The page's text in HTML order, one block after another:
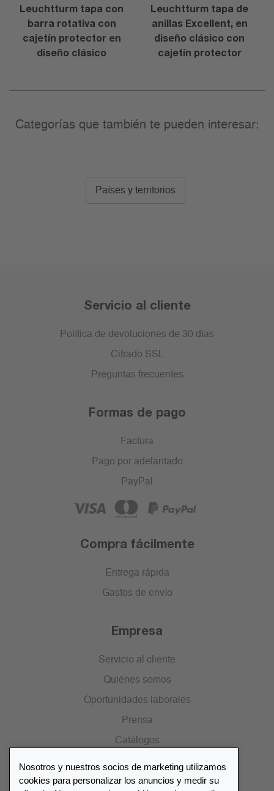
Leuchtturm tapa con
barra rotativa con
cajetín protector en
diseño clásico
Leuchtturm tapa de
anillas Excellent, en
diseño clásico con
cajetín protector
Categorías que también te pueden interesar:
Países y territorios
Servicio al cliente
Política de devoluciones de 30 días
Cifrado SSL
Preguntas frecuentes
Formas de pago
Factura
Pago por adelantado
PayPal
Compra fácilmente
Entrega rápida
Gastos de envío
Empresa
Servicio al cliente
Quiénes somos
Oportunidades laborales
Prensa
Catálogos
Lista de distribuidores
Nosotros y nuestros socios de marketing utilizamos
cookies para personalizar los anuncios y medir su